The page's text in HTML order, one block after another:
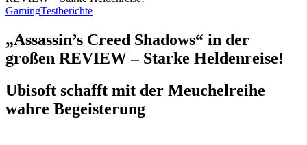
GamingTestberichte
„Assassin’s Creed Shadows“ in der
großen REVIEW – Starke Heldenreise!
Ubisoft schafft mit der Meuchelreihe
wahre Begeisterung